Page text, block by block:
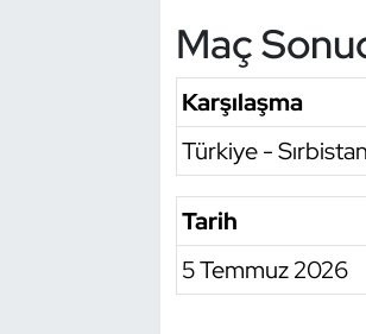
Maç
Karşılaşma
Türkiye - Sırbistan
Tarih
5 Temmuz 2026
Özel Sporcular